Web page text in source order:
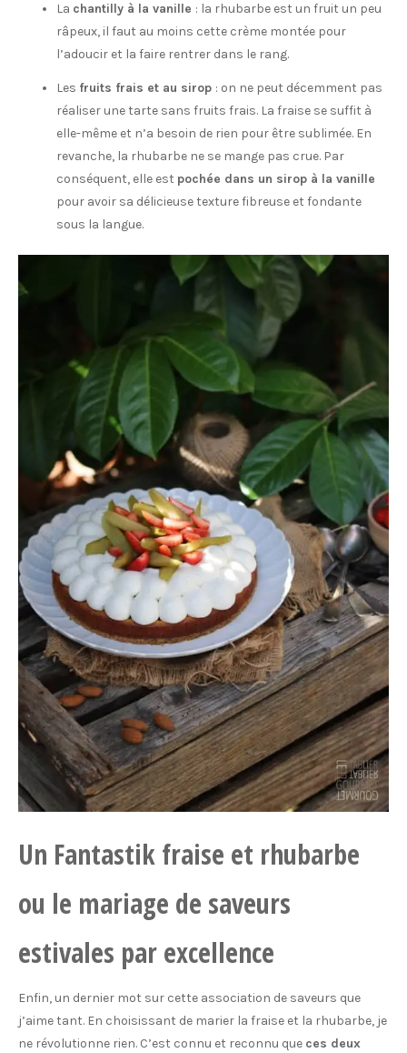
La chantilly à la vanille : la rhubarbe est un fruit un peu
râpeux, il faut au moins cette crème montée pour
l’adoucir et la faire rentrer dans le rang.
Les fruits frais et au sirop : on ne peut décemment pas
réaliser une tarte sans fruits frais. La fraise se suffit à
elle-même et n’a besoin de rien pour être sublimée. En
revanche, la rhubarbe ne se mange pas crue. Par
conséquent, elle est pochée dans un sirop à la vanille
pour avoir sa délicieuse texture fibreuse et fondante
sous la langue.
Un Fantastik fraise et rhubarbe
ou le mariage de saveurs
estivales par excellence
Enfin, un dernier mot sur cette association de saveurs que
j’aime tant. En choisissant de marier la fraise et la rhubarbe, je
ne révolutionne rien. C’est connu et reconnu que ces deux